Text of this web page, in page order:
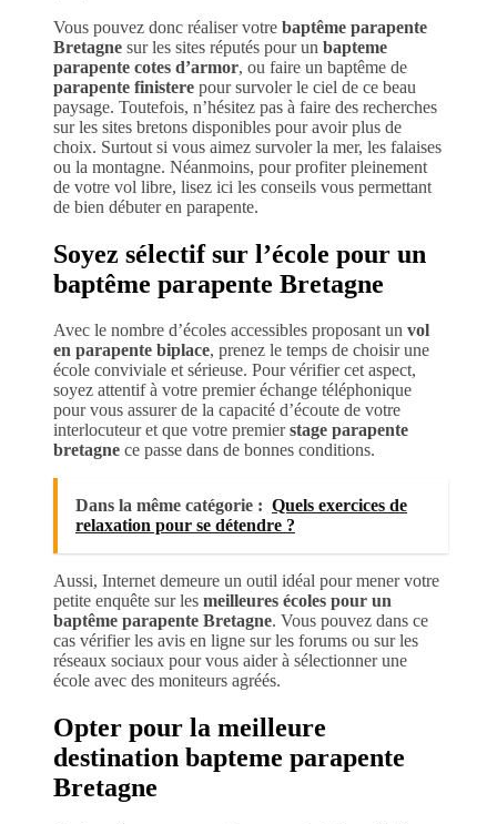
Vous pouvez donc réaliser votre baptême parapente
Bretagne sur les sites réputés pour un bapteme
parapente cotes d’armor, ou faire un baptême de
parapente finistere pour survoler le ciel de ce beau
paysage. Toutefois, n’hésitez pas à faire des recherches
sur les sites bretons disponibles pour avoir plus de
choix. Surtout si vous aimez survoler la mer, les falaises
ou la montagne. Néanmoins, pour profiter pleinement
de votre vol libre, lisez ici les conseils vous permettant
de bien débuter en parapente.
Soyez sélectif sur l’école pour un
baptême parapente Bretagne
Avec le nombre d’écoles accessibles proposant un vol
en parapente biplace, prenez le temps de choisir une
école conviviale et sérieuse. Pour vérifier cet aspect,
soyez attentif à votre premier échange téléphonique
pour vous assurer de la capacité d’écoute de votre
interlocuteur et que votre premierstage parapente
bretagne ce passe dans de bonnes conditions.
Dans la même catégorie : Quels exercices de
relaxation pour se détendre ?
Aussi, Internet demeure un outil idéal pour mener votre
petite enquête sur les meilleures écoles pour un
baptême parapente Bretagne. Vous pouvez dans ce
cas vérifier les avis en ligne sur les forums ou sur les
réseaux sociaux pour vous aider à sélectionner une
école avec des moniteurs agréés.
Opter pour la meilleure
destination bapteme parapente
Bretagne